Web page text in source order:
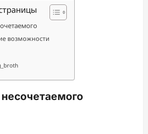
возможности